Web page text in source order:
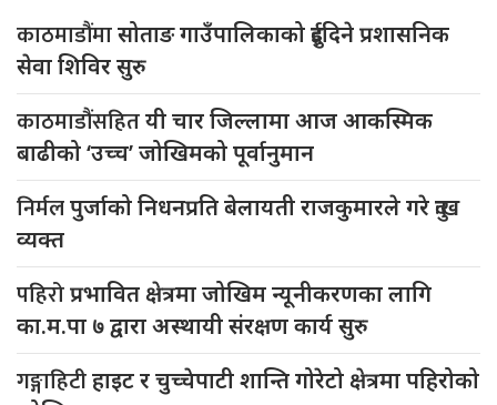
काठमाडौंमासोताङ गाउँपालिकाको दुईदिने प्रशासनिक
सेवा शिविर सुरु
काठमाडौंसहितयी चार जिल्लामा आज आकस्मिक
बाढीको ‘उच्च’ जोखिमको पूर्वानुमान
निर्मलपुर्जाको निधनप्रति बेलायती राजकुमारले गरे दुःख
व्यक्त
पहिरोप्रभावित क्षेत्रमा जोखिम न्यूनीकरणका लागि
का.म.पा ७ द्वारा अस्थायी संरक्षण कार्य सुरु
गङ्गाहिटीहाइट र चुच्चेपाटी शान्ति गोरेटो क्षेत्रमा पहिरोको